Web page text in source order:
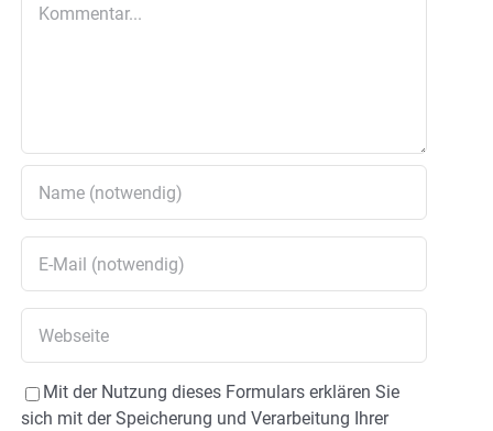
Mit der Nutzung dieses Formulars erklären Sie
sich mit der Speicherung und Verarbeitung Ihrer